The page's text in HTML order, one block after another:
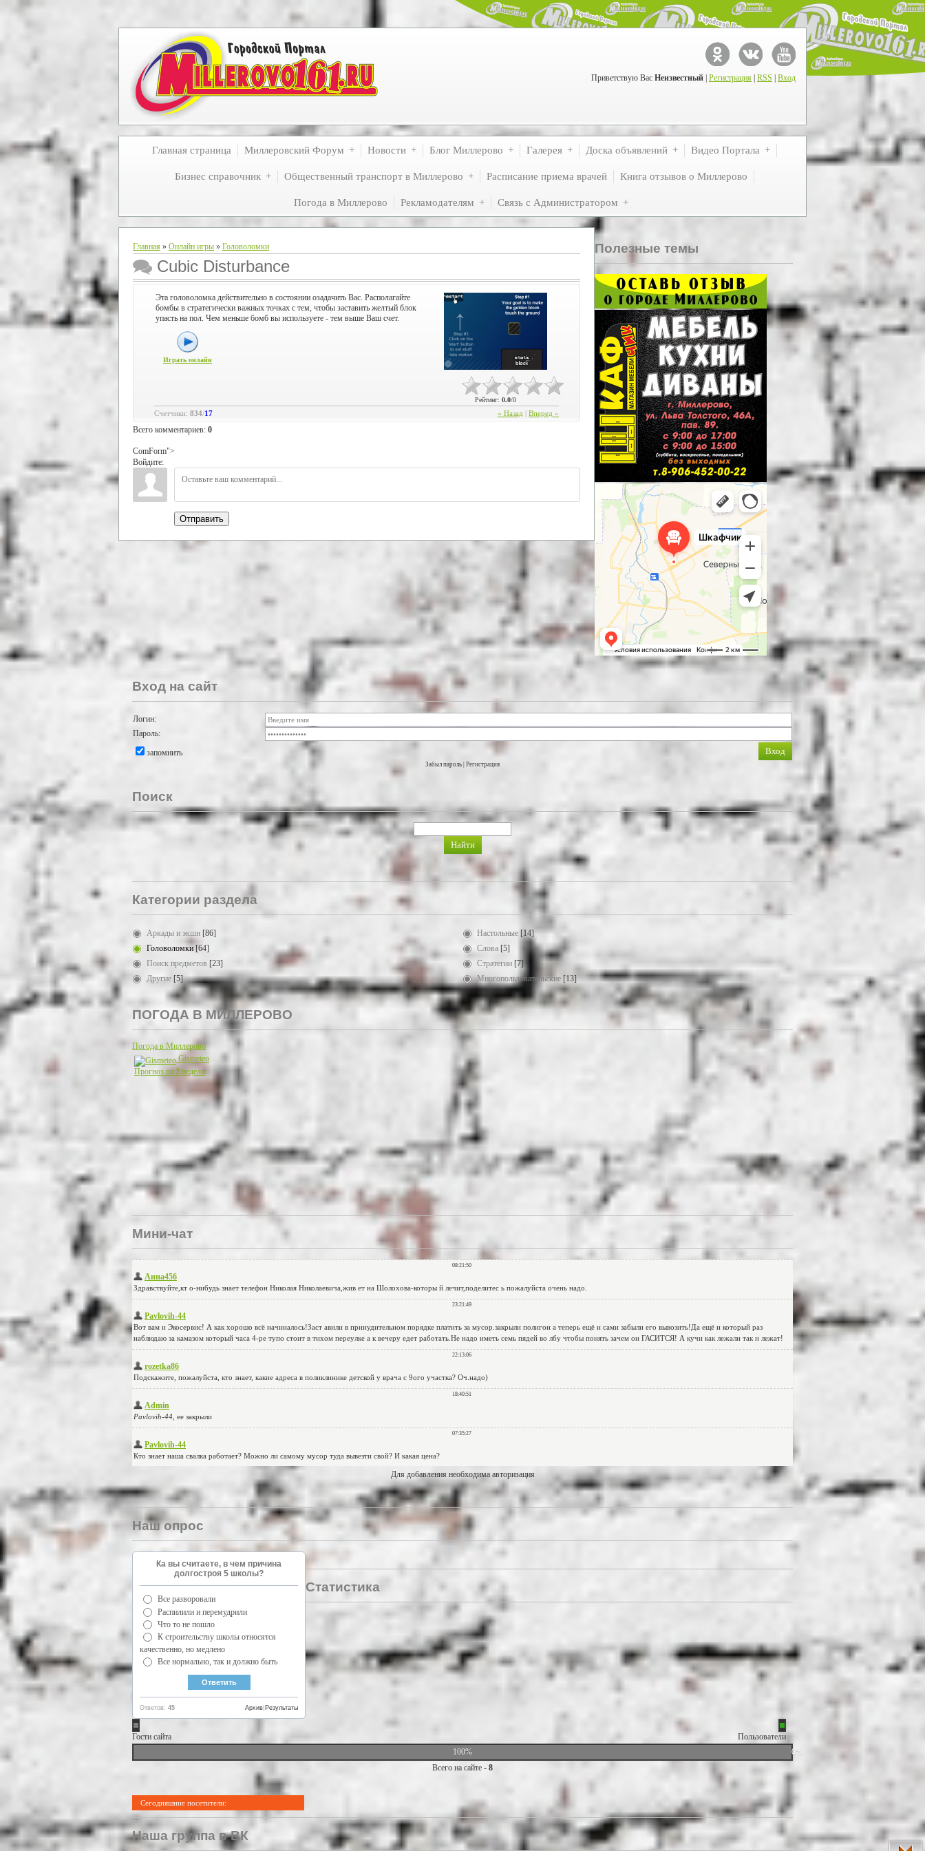
Приветствую Вас Неизвестный Регистрация RSS Вход
Главная страница Миллеровский Форум Новости Блог Миллерово Галерея Доска объявлений Видео Портала
Бизнес справочник Общественный транспорт в Миллерово Расписание приема врачей Книга отзывов о Миллерово
Погода в Миллерово Рекламодателям Связь с Администратором
Главная » Онлайн игры » Головоломки
Cubic Disturbance
Эта головоломка действительно в состоянии озадачить Вас. Располагайте
бомбы в стратегически важных точках с тем, чтобы заставить желтый блок
упасть на пол. Чем меньше бомб вы используете - тем выше Ваш счет.
Играть онлайн
Рейтинг: 0.0/0
« Назад
Вперед »
Счетчики: 834/17
Всего комментариев: 0
ComForm">
Войдите:
Отправить
Полезные темы
Вход на сайт
Логин:
Пароль:
запомнить
Забыл пароль Регистрация
Поиск
Категории раздела
Аркады и экшн [86] Настольные [14]
Головоломки [64] Слова [5]
Поиск предметов [23] Стратегии [7]
Другие [5] Многопользовательские [13]
ПОГОДА В МИЛЛЕРОВО
Погода в Миллерово
Gismeteo
Прогноз на 2 недели
Мини-чат
Для добавления необходима авторизация
Наш опрос
Ка вы считаете, в чем причина
долгостроя 5 школы?
Все разворовали
Распилили и перемудрили
Что то не пошло
К строительству школы относятся
качественно, но медлено
Все нормально, так и должно быть
Ответов: 45 Результаты
Архив
Статистика
Гости сайта
Пользователи
100%
0%
Всего на сайте - 8
Сегодняшние посетители:
Наша группа в ВК